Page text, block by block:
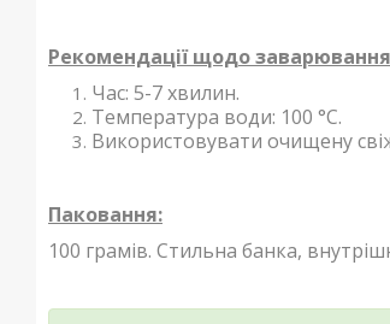
Рекомендації щодо
Час: 5-7 хвилин.
Температура води: 100 °С.
Використовувати очищену
Паковання:
100 грамів. Стильна банка,